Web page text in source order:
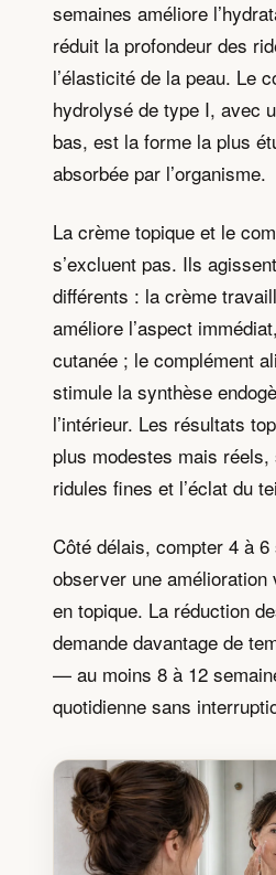
semaines améliore
réduit la profondeur des
l’élasticité de la peau. Le
hydrolysé de type I, avec
bas, est la forme la plus
absorbée par l’organisme.
La crème topique et le
s’excluent pas. Ils
différents : la crème
améliore l’aspect
cutanée ; le complément
stimule la synthèse
l’intérieur. Les résultats
plus modestes mais
ridules fines et l’éclat du
Côté délais, compter 4 à
observer une
en topique. La réduction
demande davantage de
— au moins 8 à 12
quotidienne sans